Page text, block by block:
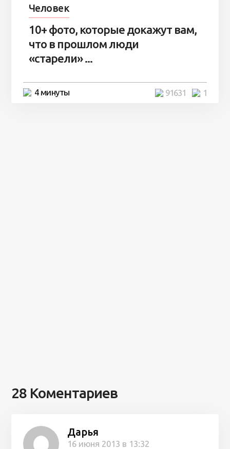
Человек
10+ фото, которые докажут вам,
что в прошлом люди
«старели» ...
4 минуты 1
91631
28 Коментариев
Дарья
16 июня 2013 в 13:32